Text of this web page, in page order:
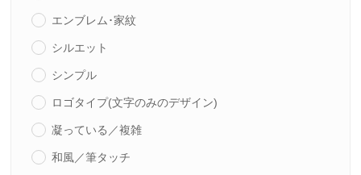
エンブレム･家紋
シルエット
シンプル
ロゴタイプ(文字のみのデザイン)
凝っている／複雑
和風／筆タッチ